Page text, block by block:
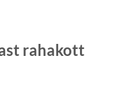
rahakott